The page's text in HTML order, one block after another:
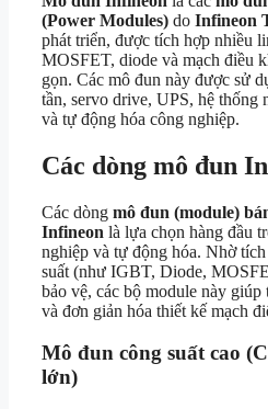
(Power Modules) do Infineon
phát triển, được tích hợp nhiều
MOSFET, diode và mạch điều
gọn. Các mô đun này được sử
tần, servo drive, UPS, hệ thống
và tự động hóa công nghiệp.
Các dòng mô đun
Các dòng mô đun (module)
Infineon là lựa chọn hàng đầu
nghiệp và tự động hóa. Nhờ
suất (như IGBT, Diode,
bảo vệ, các bộ module này
và đơn giản hóa thiết kế mạch
Mô đun công suất cao
lớn)